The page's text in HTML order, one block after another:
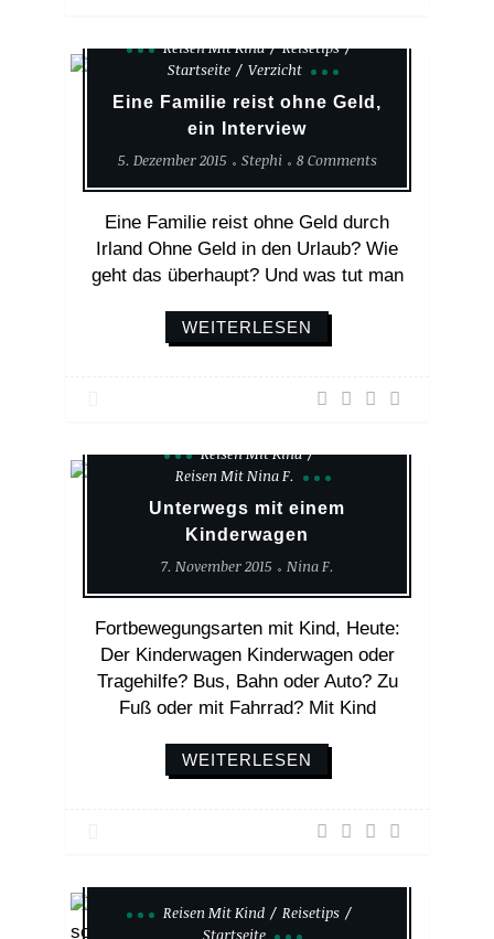
Reisen Mit Kind
Reisetips
Startseite
Verzicht
Eine Familie reist ohne Geld,
ein Interview
5. Dezember 2015 Stephi 8 Comments
Eine Familie reist ohne Geld durch
Irland Ohne Geld in den Urlaub? Wie
geht das überhaupt? Und was tut man
WEITERLESEN
Reisen Mit Kind
Reisen Mit Nina F.
Unterwegs mit einem
Kinderwagen
7. November 2015 Nina F.
Fortbewegungsarten mit Kind, Heute:
Der Kinderwagen Kinderwagen oder
Tragehilfe? Bus, Bahn oder Auto? Zu
Fuß oder mit Fahrrad? Mit Kind
WEITERLESEN
Reisen Mit Kind
Reisetips
Startseite